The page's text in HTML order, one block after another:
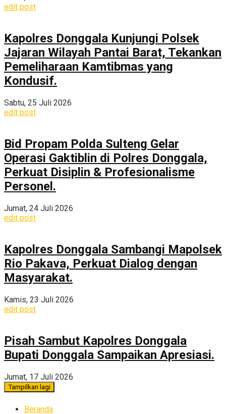
edit post
Kapolres Donggala Kunjungi Polsek
Jajaran Wilayah Pantai Barat, Tekankan
Pemeliharaan Kamtibmas yang
Kondusif.
Sabtu, 25 Juli 2026
edit post
Bid Propam Polda Sulteng Gelar
Operasi Gaktiblin di Polres Donggala,
Perkuat Disiplin & Profesionalisme
Personel.
Jumat, 24 Juli 2026
edit post
Kapolres Donggala Sambangi Mapolsek
Rio Pakava, Perkuat Dialog dengan
Masyarakat.
Kamis, 23 Juli 2026
edit post
Pisah Sambut Kapolres Donggala
Bupati Donggala Sampaikan Apresiasi.
Jumat, 17 Juli 2026
Tampilkan lagi
Beranda